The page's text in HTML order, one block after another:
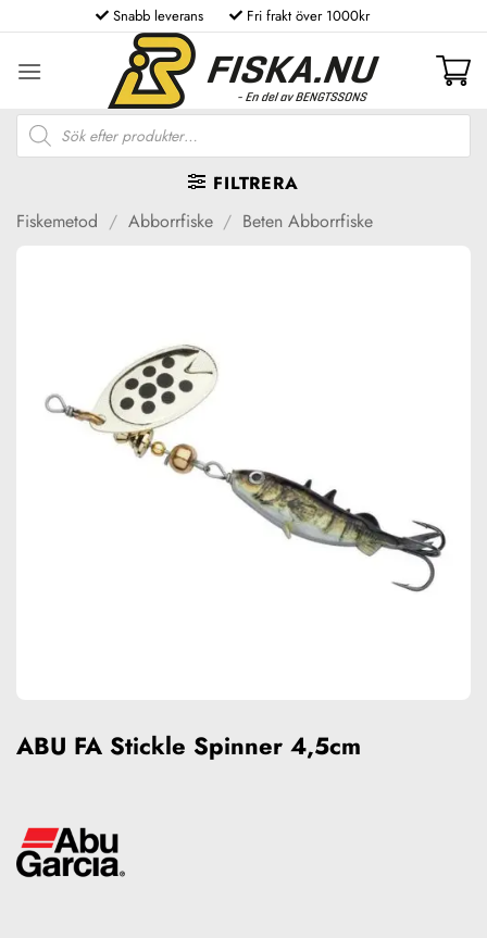
to
content
Snabb leverans Fri frakt över 1000kr
Produktsökning
FILTRERA
Fiskemetod / Abborrfiske / Beten Abborrfiske
ABU FA Stickle Spinner 4,5cm